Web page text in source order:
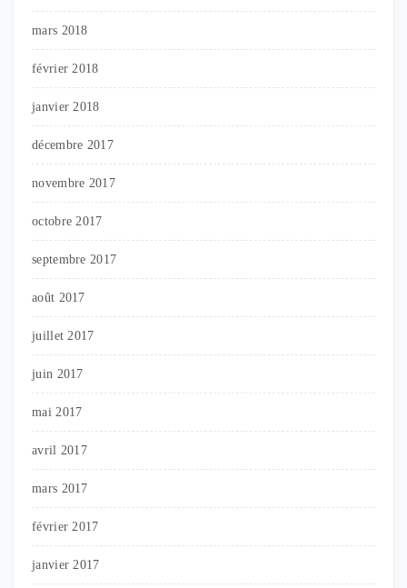
mars 2018
février 2018
janvier 2018
décembre 2017
novembre 2017
octobre 2017
septembre 2017
août 2017
juillet 2017
juin 2017
mai 2017
avril 2017
mars 2017
février 2017
janvier 2017